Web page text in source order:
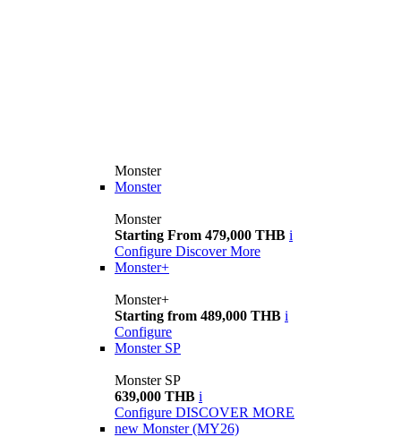
Monster
Monster
Monster
Starting From 479,000 THB i
Configure Discover More
Monster+
Monster+
Starting from 489,000 THB i
Configure
Monster SP
Monster SP
639,000 THB i
Configure DISCOVER MORE
new Monster (MY26)